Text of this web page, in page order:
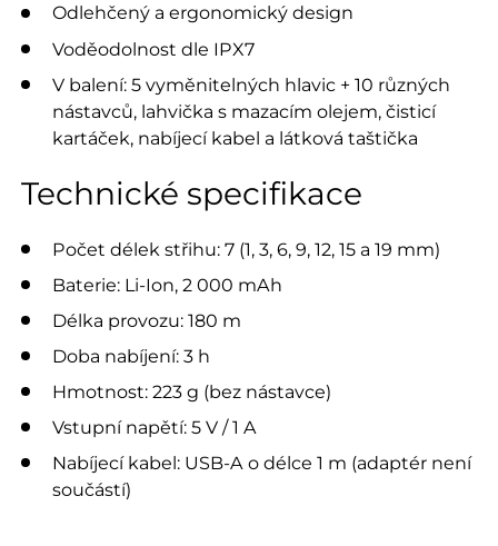
Odlehčený a ergonomický design
Voděodolnost dle IPX7
V balení: 5 vyměnitelných hlavic + 10 různých
nástavců, lahvička s mazacím olejem, čisticí
kartáček, nabíjecí kabel a látková taštička
Technické specifikace
Počet délek střihu: 7 (1, 3, 6, 9, 12, 15 a 19 mm)
Baterie: Li-Ion, 2 000 mAh
Délka provozu: 180 m
Doba nabíjení: 3 h
Hmotnost: 223 g (bez nástavce)
Vstupní napětí: 5 V / 1 A
Nabíjecí kabel: USB-A o délce 1 m (adaptér není
součástí)